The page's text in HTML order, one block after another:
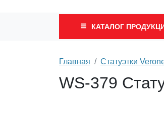
КАТАЛОГ
Главная Статуэтки
WS-379